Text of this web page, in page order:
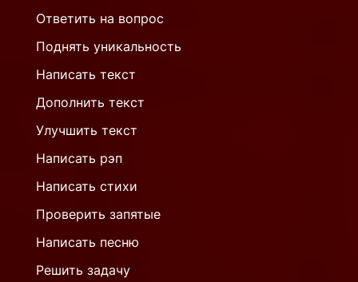
Ответить на вопрос
Поднять уникальность
Написать текст
Дополнить текст
Улучшить текст
Написать рэп
Написать стихи
Проверить запятые
Написать песню
Решить задачу